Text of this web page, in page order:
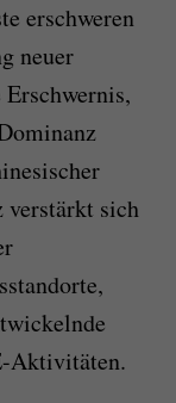
erschweren
neuer
verstärkt sich
Aktivitäten.